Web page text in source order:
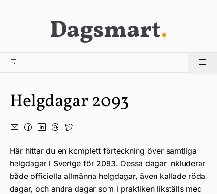
Dagsmart.
Helgdagar 2093
Här hittar du en komplett förteckning över samtliga
helgdagar i Sverige för 2093. Dessa dagar inkluderar
både officiella allmänna helgdagar, även kallade röda
dagar, och andra dagar som i praktiken likställs med